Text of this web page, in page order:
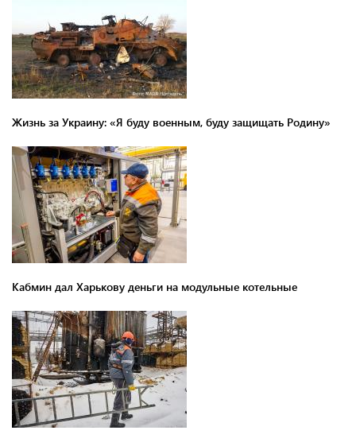
Жизнь за Украину: «Я буду военным, буду защищать Родину»
Кабмин дал Харькову деньги на модульные котельные